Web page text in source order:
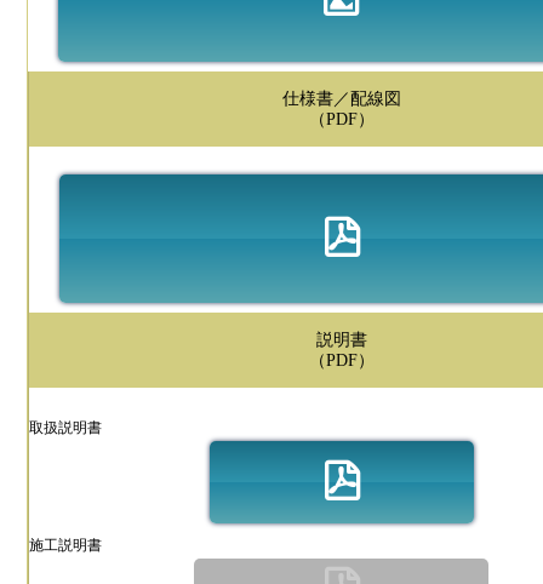
仕様書／配線図
（PDF）
説明書
（PDF）
取扱説明書
施工説明書